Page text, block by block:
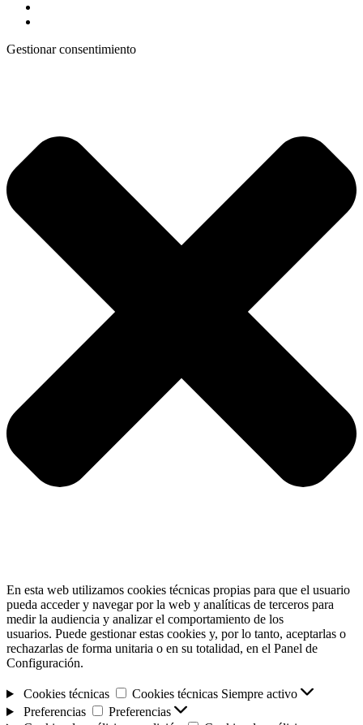
Gestionar consentimiento
En esta web utilizamos cookies técnicas propias para que el usuario
pueda acceder y navegar por la web y analíticas de terceros para
medir la audiencia y analizar el comportamiento de los
usuarios. Puede gestionar estas cookies y, por lo tanto, aceptarlas o
rechazarlas de forma unitaria o en su totalidad, en el Panel de
Configuración.
Cookies técnicas Cookies técnicas Siempre activo
Preferencias
Preferencias